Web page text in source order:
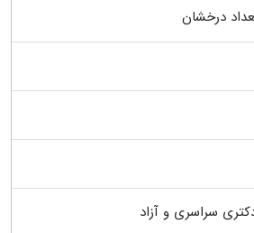
درخشان
سراسری و آزاد